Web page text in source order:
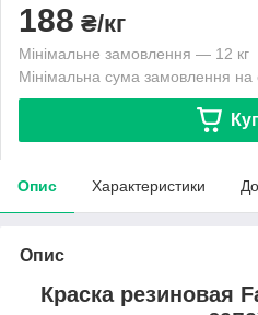
188 ₴/кг
Мінімальне замовлення — 12 кг
Мінімальна сума замовлення
Опис Характеристики
Опис
Краска резиновая